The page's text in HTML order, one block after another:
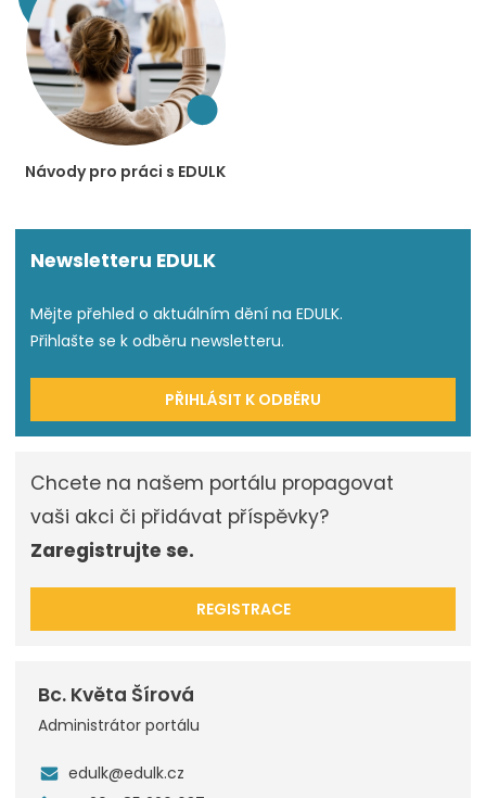
Návody pro práci s EDULK
Newsletteru EDULK
Mějte přehled o aktuálním dění na EDULK.
Přihlašte se k odběru newsletteru.
PŘIHLÁSIT K ODBĚRU
Chcete na našem portálu propagovat
vaši akci či přidávat příspěvky?
Zaregistrujte se.
REGISTRACE
Bc. Květa Šírová
Administrátor portálu
edulk@edulk.cz